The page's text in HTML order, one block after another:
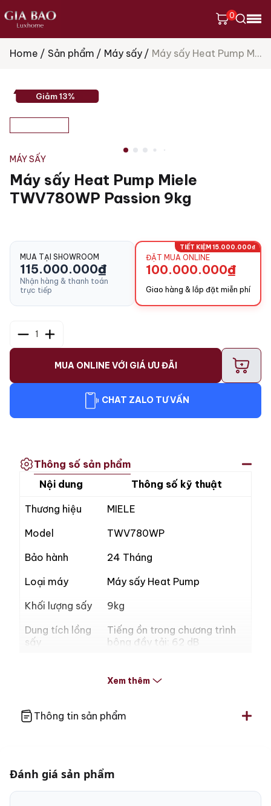
0
phẩm
Home Sản phẩm Máy sấy Máy sấy Heat Pump Miele TWV780WP Passion 9kg
Giảm 13%
MÁY SẤY
Máy sấy Heat Pump Miele
TWV780WP Passion 9kg
MUA TẠI SHOWROOM
115.000.000₫
Nhận hàng & thanh toán
trực tiếp
TIẾT KIỆM 15.000.000₫
ĐẶT MUA ONLINE
100.000.000₫
Giao hàng & lắp đặt miễn phí
1
MUA ONLINE VỚI GIÁ ƯU ĐÃI +
CHAT ZALO TƯ VẤN
Thông số sản phẩm
Thông tin sản phẩm
Nội dung Thông số kỹ thuật
Thương hiệu
MIELE
Model
TWV780WP
Bảo hành
24 Tháng
Loại máy
Máy sấy Heat Pump
Khối lượng sấy
9kg
Dung tích lồng
sấy
Tiếng ồn trong chương trình
bông đầy tải: 62 dB
Chương trình
– Cotton
– delicates
– Jeans
Xem thêm
Đánh giá sản phẩm